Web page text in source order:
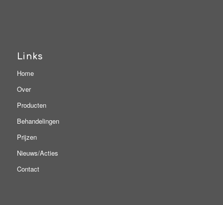
Links
Home
Over
Producten
Behandelingen
Prijzen
Nieuws/Acties
Contact